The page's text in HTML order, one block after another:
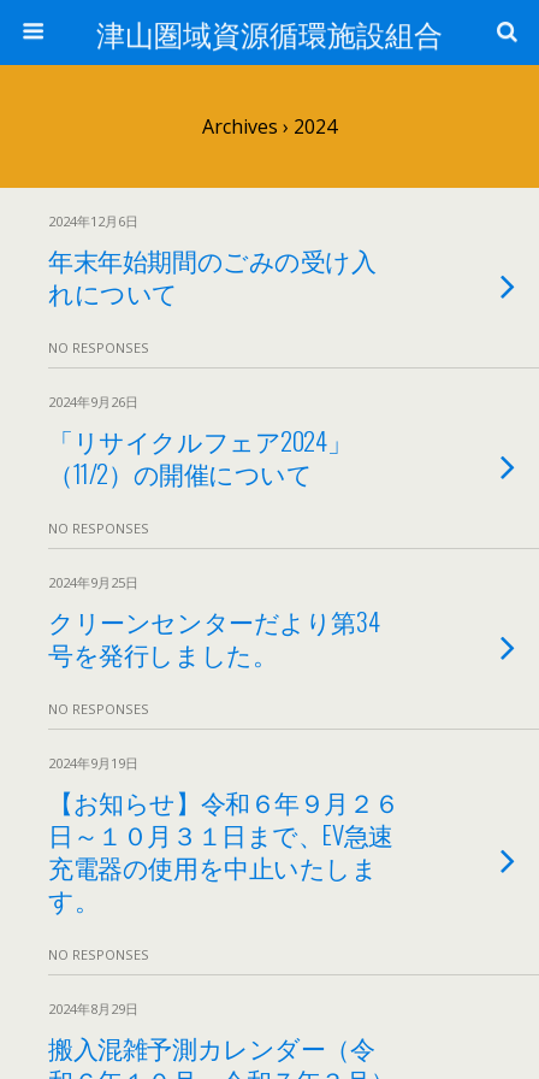
津山圏域資源循環施設組合
Archives › 2024
2024年12月6日
年末年始期間のごみの受け入
れについて
NO RESPONSES
2024年9月26日
「リサイクルフェア2024」
（11/2）の開催について
NO RESPONSES
2024年9月25日
クリーンセンターだより第34
号を発行しました。
NO RESPONSES
2024年9月19日
【お知らせ】令和６年９月２６
日～１０月３１日まで、EV急速
充電器の使用を中止いたしま
す。
NO RESPONSES
2024年8月29日
搬入混雑予測カレンダー（令